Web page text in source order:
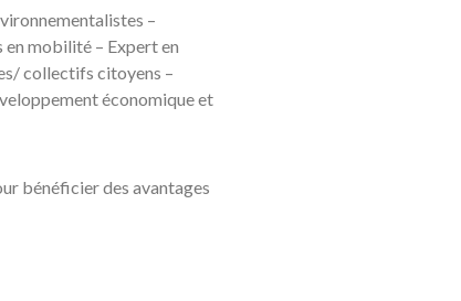
–
en mobilité – Expert en
collectifs citoyens –
économique et
bénéficier des avantages